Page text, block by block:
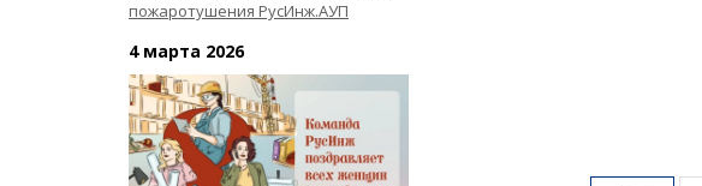
пожаротушения РусИнж.АУП
4 марта 2026